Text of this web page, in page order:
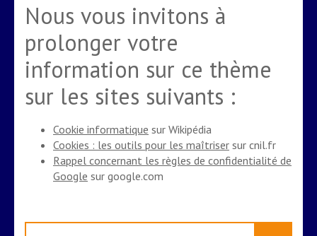
Nous vous invitons à
prolonger votre
information sur ce thème
sur les sites suivants :
Cookie informatique sur Wikipédia
Cookies : les outils pour les maîtriser sur cnil.fr
Rappel concernant les règles de confidentialité de
Google sur google.com